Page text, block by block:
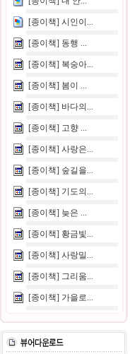
[종이책] 시인이...
[종이책] 동행 ...
[종이책] 복숭아...
[종이책] 봄이 ...
[종이책] 바다의...
[종이책] 고향 ...
[종이책] 사랑은...
[종이책] 숲길을...
[종이책] 기도의...
[종이책] 늦은 ...
[종이책] 황금빛...
[종이책] 사랑밀...
[종이책] 그리움...
[종이책] 가을로...